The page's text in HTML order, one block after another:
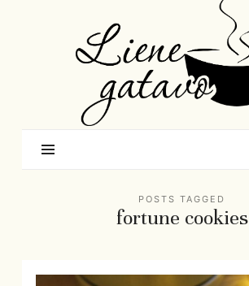
Gatavo
–
Mana
garšu
pasaule
POSTS TAGGED
fortune cookies